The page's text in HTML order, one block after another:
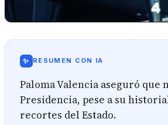
✨ RESUMEN CON IA
Paloma Valencia aseguró que
Presidencia, pese a su
recortes del Estado.